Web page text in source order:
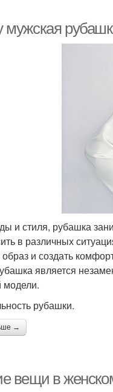
мужская
и стиля, рубашка
в различных
и создать
является
модели.
рубашки.
→
вещи в